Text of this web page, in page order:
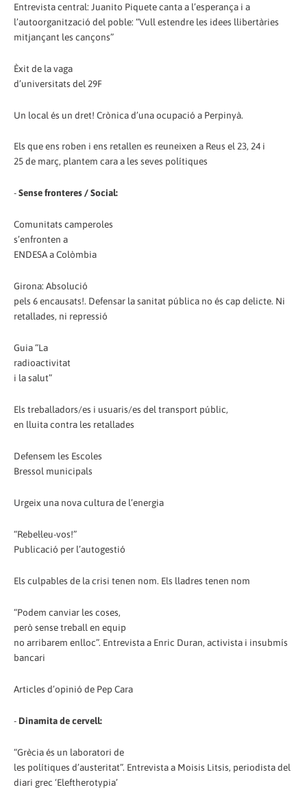
Entrevista central: Juanito Piquete canta a l’esperança i a
l’autoorganització del poble: “Vull estendre les idees llibertàries
mitjançant les cançons”
Èxit de la vaga
d’universitats del 29F
Un local és un dret! Crònica d’una ocupació a Perpinyà.
Els que ens roben i ens retallen es reuneixen a Reus el 23, 24 i
25 de març, plantem cara a les seves polítiques
-Sense fronteres / Social:
Comunitats camperoles
s’enfronten a
ENDESA a Colòmbia
Girona: Absolució
pels 6 encausats!. Defensar la sanitat pública no és cap delicte. Ni
retallades, ni repressió
Guia “La
radioactivitat
i la salut”
Els treballadors/es i usuaris/es del transport públic,
en lluita contra les retallades
Defensem les Escoles
Bressol municipals
Urgeix una nova cultura de l’energia
“Rebel·leu-vos!”
Publicació per l’autogestió
Els culpables de la crisi tenen nom. Els lladres tenen nom
“Podem canviar les coses,
però sense treball en equip
no arribarem enlloc”. Entrevista a Enric Duran, activista i insubmís
bancari
Articles d’opinió de Pep Cara
- Dinamita de cervell:
“Grècia és un laboratori de
les polítiques d’austeritat”. Entrevista a Moisis Litsis, periodista del
diari grec ‘Eleftherotypia’